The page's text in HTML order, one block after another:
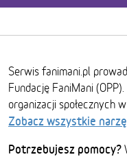
Serwis fanimani.pl
Fundację FaniMani
organizacji społecznych
Zobacz wszystkie
Potrzebujesz pomocy?